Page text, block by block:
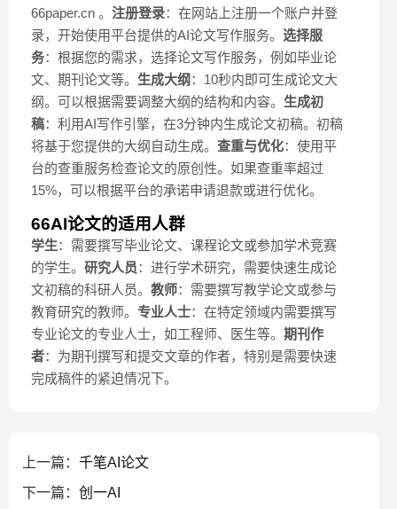
66paper.cn 。 注册登录：在网站上注册一个账户并登
录，开始使用平台提供的AI论文写作服务。 选择服
务：根据您的需求，选择论文写作服务，例如毕业论
文、期刊论文等。 生成大纲 ：10秒内即可生成论文大
纲。可以根据需要调整大纲的结构和内容。 生成初
稿：利用AI写作引擎，在3分钟内生成论文初稿。初稿
将基于您提供的大纲自动生成。 查重与优化：使用平
台的查重服务检查论文的原创性。如果查重率超过
15%，可以根据平台的承诺申请退款或进行优化。
66AI论文的适用人群
学生：需要撰写毕业论文、课程论文或参加学术竞赛
的学生。 研究人员：进行学术研究，需要快速生成论
文初稿的科研人员。 教师：需要撰写教学论文或参与
教育研究的教师。 专业人士：在特定领域内需要撰写
专业论文的专业人士，如工程师、医生等。 期刊作
者：为期刊撰写和提交文章的作者，特别是需要快速
完成稿件的紧迫情况下。
上一篇： 千笔AI论文
下一篇： 创一AI